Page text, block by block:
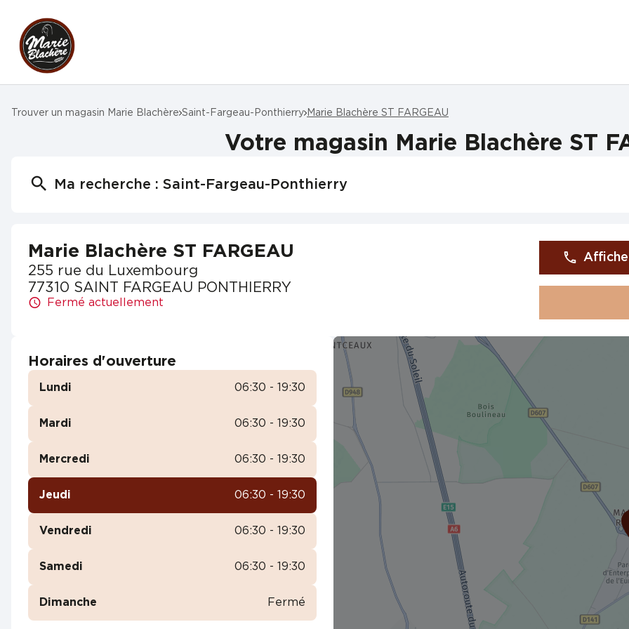
Trouver un magasin Marie Blachère Saint-Fargeau-Ponthierry Marie Blachère ST FARGEAU
Votre magasin Marie Blachère ST
Ma recherche : Saint-Fargeau-Ponthierry
Marie Blachère ST FARGEAU
255 rue du Luxembourg
77310 SAINT FARGEAU PONTHIERRY
Fermé actuellement
Horaires d'ouverture
Lundi 06:30 - 19:30
Mardi 06:30 - 19:30
Mercredi 06:30 - 19:30
Jeudi 06:30 - 19:30
Vendredi 06:30 - 19:30
Samedi 06:30 - 19:30
Dimanche Fermé